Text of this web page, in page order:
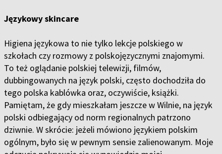
Językowy skincare
Higiena językowa to nie tylko lekcje polskiego w
szkołach czy rozmowy z polskojęzycznymi znajomymi.
To też oglądanie polskiej telewizji, filmów,
dubbingowanych na język polski, często dochodziła do
tego polska kablówka oraz, oczywiście, książki.
Pamiętam, że gdy mieszkałam jeszcze w Wilnie, na język
polski odbiegający od norm regionalnych patrzono
dziwnie. W skrócie: jeżeli mówiono językiem polskim
ogólnym, było się w pewnym sensie zalienowanym. Moje